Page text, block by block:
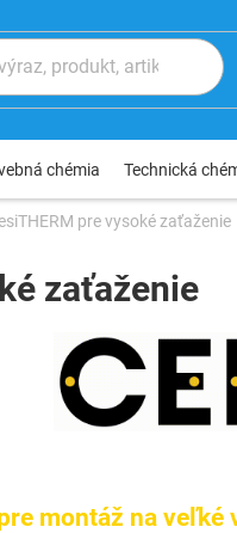
chémia Technická
pre vysoké zaťaženie
zaťaženie
montáž na